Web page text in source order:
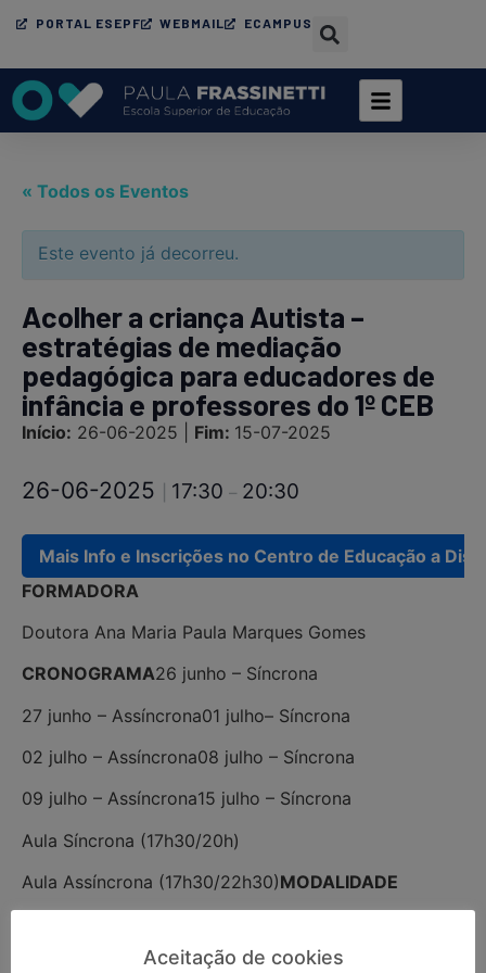
PORTAL ESEPF WEBMAIL ECAMPUS
« Todos os Eventos
Este evento já decorreu.
Acolher a criança Autista –
estratégias de mediação
pedagógica para educadores de
infância e professores do 1º CEB
Início: 26-06-2025 | Fim: 15-07-2025
26-06-2025 17:30 – 20:30
Mais Info e Inscrições no Centro de Educação a
FORMADORA
Doutora Ana Maria Paula Marques Gomes
CRONOGRAMA26 junho – Síncrona
27 junho – Assíncrona01 julho– Síncrona
02 julho – Assíncrona08 julho – Síncrona
09 julho – Assíncrona15 julho – Síncrona
Aula Síncrona (17h30/20h)
Aula Assíncrona (17h30/22h30)MODALIDADE
25 horas acreditadas pelo CCPFCDESTINATÁRIOS
Aceitação de cookies